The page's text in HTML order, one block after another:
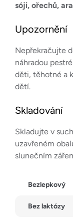
sóji, ořechů,
Upozornění
Nepřekračujte
náhradou
děti, těhotné a
dětí.
Skladování
Skladujte v
uzavřeném
slunečním
Bezlepkový
Bez laktózy